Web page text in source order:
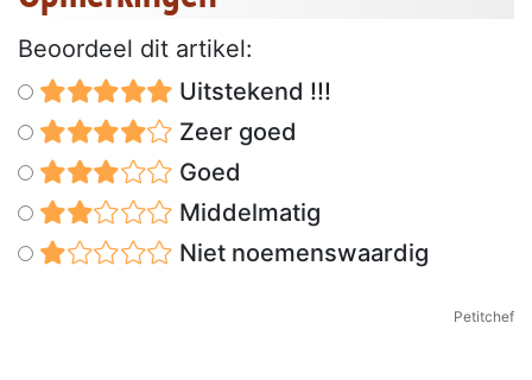
Beoordeel dit artikel:
Uitstekend !!!
Zeer goed
Goed
Middelmatig
Niet noemenswaardig
Petitchef